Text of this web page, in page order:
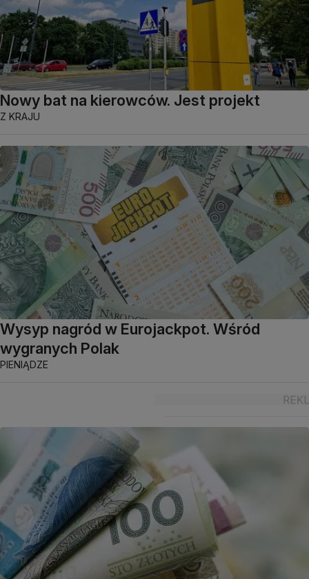
Nowy bat na kierowców. Jest projekt
Z KRAJU
Wysyp nagród w Eurojackpot. Wśród
wygranych Polak
PIENIĄDZE